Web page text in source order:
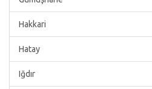
Hakkari
Hatay
Iğdır